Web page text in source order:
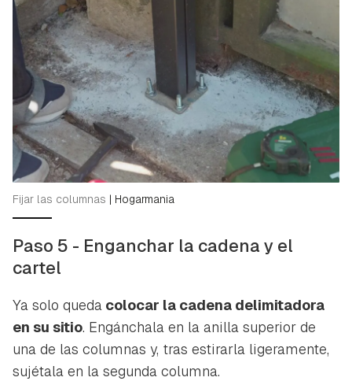
Fijar las columnas | Hogarmania
Paso 5 - Enganchar la cadena y el
cartel
Ya solo queda colocar la cadena delimitadora
en su sitio. Engánchala en la anilla superior de
una de las columnas y, tras estirarla ligeramente,
sujétala en la segunda columna.